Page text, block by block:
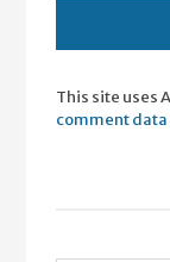
This site uses
comment data